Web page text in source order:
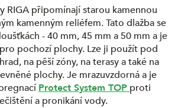
RIGA připomínají starou kamennou
kamenným reliéfem. Tato dlažba se
- 40 mm, 45 mm a 50 mm a je
pochozí plochy. Lze ji použít pod
na pěší zóny, na terasy a také na
plochy. Je mrazuvzdorná a je
Protect System TOP proti
a pronikání vody.